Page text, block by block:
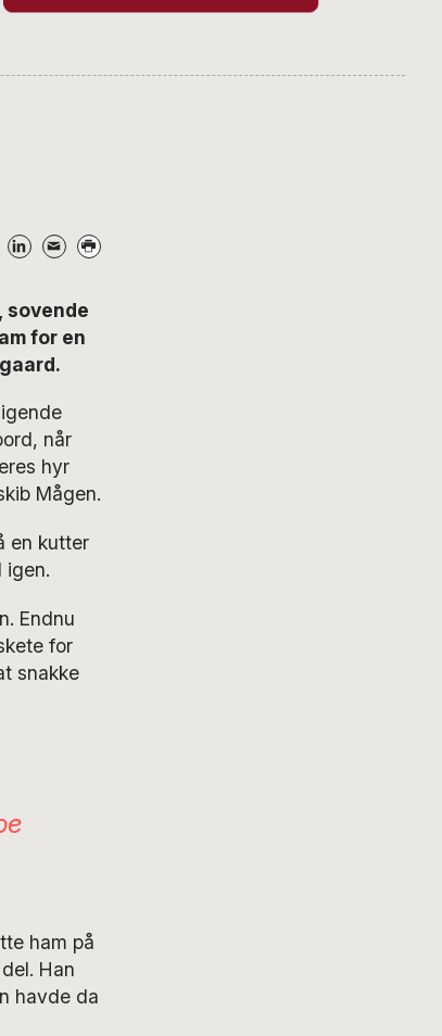
sovende
for en
når
hyr
Mågen.
en kutter
igen.
Endnu
for
snakke
ham på
Han
havde da